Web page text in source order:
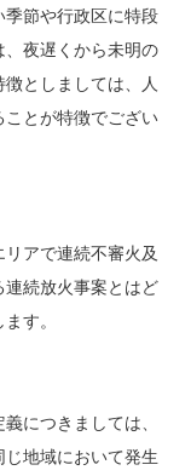
節や行政区に特段
夜遅くから未明の
としましては、人
ことが特徴でござい
アで連続不審火及
続放火事案とはど
す。
につきましては、
地域において発生